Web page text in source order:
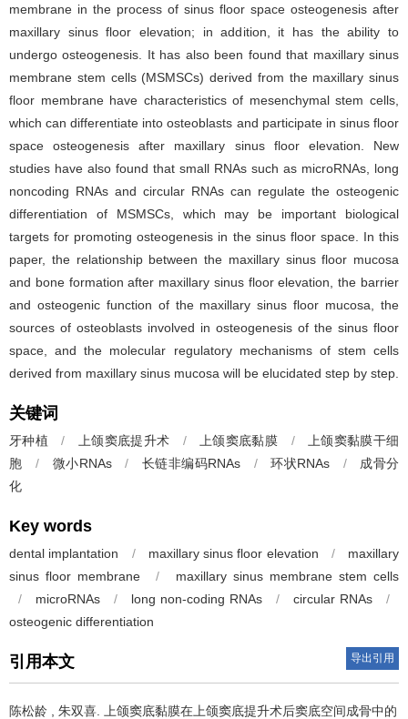
membrane in the process of sinus floor space osteogenesis after
maxillary sinus floor elevation; in addition, it has the ability to
undergo osteogenesis. It has also been found that maxillary sinus
membrane stem cells (MSMSCs) derived from the maxillary sinus
floor membrane have characteristics of mesenchymal stem cells,
which can differentiate into osteoblasts and participate in sinus floor
space osteogenesis after maxillary sinus floor elevation. New
studies have also found that small RNAs such as microRNAs, long
noncoding RNAs and circular RNAs can regulate the osteogenic
differentiation of MSMSCs, which may be important biological
targets for promoting osteogenesis in the sinus floor space. In this
paper, the relationship between the maxillary sinus floor mucosa
and bone formation after maxillary sinus floor elevation, the barrier
and osteogenic function of the maxillary sinus floor mucosa, the
sources of osteoblasts involved in osteogenesis of the sinus floor
space, and the molecular regulatory mechanisms of stem cells
derived from maxillary sinus mucosa will be elucidated step by step.
关键词
牙种植 / 上颌窦底提升术 / 上颌窦底黏膜 /
上颌窦黏膜干细
胞
/ 微小RNAs / 长链非编码RNAs / 环状RNAs /
成骨分
化
Key words
dental implantation / maxillary sinus floor elevation /
maxillary
sinus floor membrane
/
maxillary sinus membrane stem cells
/
microRNAs / long non-coding RNAs / circular RNAs
/
osteogenic differentiation
引用本文 导出引用
陈松龄 朱双喜
上颌窦底黏膜在上颌窦底提升术后窦底空间成骨中的